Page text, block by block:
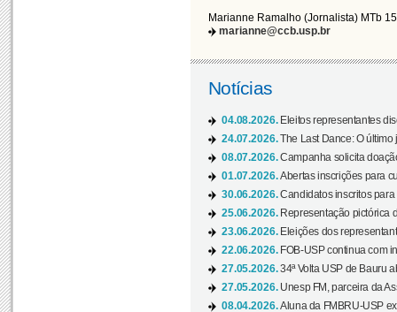
Marianne Ramalho (Jornalista) MTb
marianne@ccb.usp.br
Notícias
04.08.2026. Eleitos representantes
24.07.2026.The Last Dance: O
08.07.2026.Campanha solicita
01.07.2026.Abertas inscrições para
30.06.2026.Candidatos inscritos
25.06.2026. Representação pictórica
23.06.2026. Eleições dos
22.06.2026. FOB-USP continua com
27.05.2026.34ª Volta USP de Bauru
27.05.2026. Unesp FM, parceira da
08.04.2026.Aluna da FMBRU-USP